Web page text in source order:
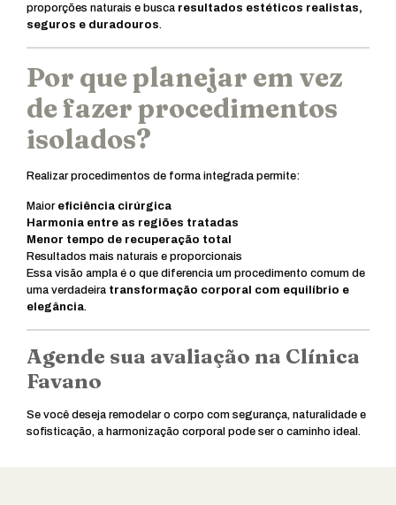
proporções naturais e busca resultados estéticos realistas,
seguros e duradouros.
Por que planejar em vez
de fazer procedimentos
isolados?
Realizar procedimentos de forma integrada permite:
Maior eficiência cirúrgica
Harmonia entre as regiões tratadas
Menor tempo de recuperação total
Resultados mais naturais e proporcionais
Essa visão ampla é o que diferencia um procedimento comum de
uma verdadeira transformação corporal com equilíbrio e
elegância.
Agende sua avaliação na Clínica
Favano
Se você deseja remodelar o corpo com segurança, naturalidade e
sofisticação, a harmonização corporal pode ser o caminho ideal.